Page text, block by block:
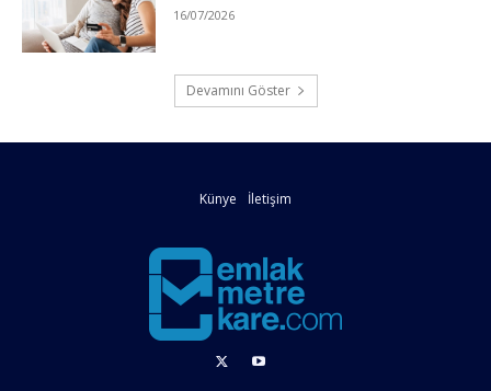
16/07/2026
Devamını Göster
Künye İletişim